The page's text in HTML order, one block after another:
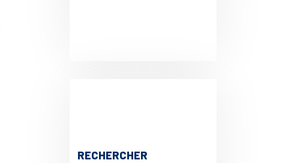
RECHERCHER